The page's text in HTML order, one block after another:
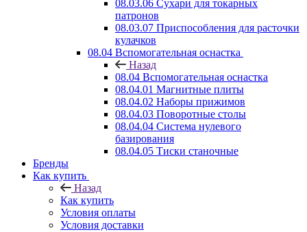
08.03.06 Сухари для токарных
патронов
08.03.07 Приспособления для расточки
кулачков
08.04 Вспомогательная оснастка
Назад
08.04 Вспомогательная оснастка
08.04.01 Магнитные плиты
08.04.02 Наборы прижимов
08.04.03 Поворотные столы
08.04.04 Система нулевого
базирования
08.04.05 Тиски станочные
Бренды
Как купить
Назад
Как купить
Условия оплаты
Условия доставки